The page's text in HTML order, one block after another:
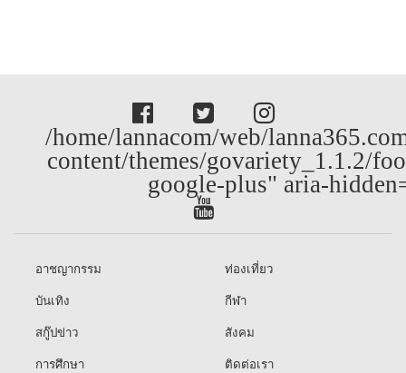
/home/lannacom/web/
content/themes/govariety_1.1.2/
google-plus" aria-
อาชญากรรม
ท่องเที่ยว
บันเทิง
กีฬา
สกู๊ปข่าว
สังคม
การศึกษา
ติดต่อเรา